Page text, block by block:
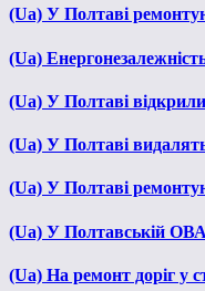
(Ua) У Полтаві
(Ua)
(Ua) У Полтаві
(Ua) У Полтаві
(Ua) У Полтаві
(Ua) У Полтавській
(Ua) На ремонт доріг у